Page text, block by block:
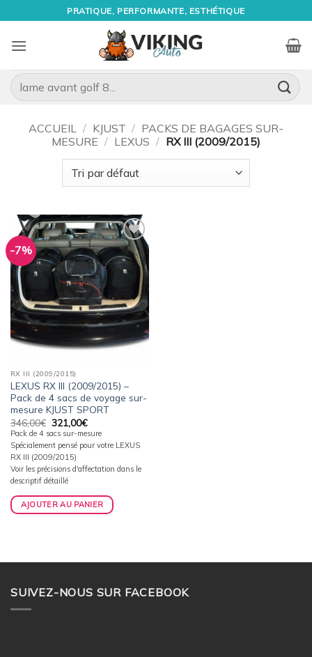
au
contenu
PRATIQUE, PERFORMANTE, ESTHÉTIQUE
Recherche
pour :
ACCUEIL / KJUST / PACKS DE BAGAGES SUR-
MESURE / LEXUS / RX III (2009/2015)
-7%
Ajouter
à la
wishlist
RX III (2009/2015)
LEXUS RX III (2009/2015) –
Pack de 4 sacs de voyage sur-
mesure KJUST SPORT
346,00€ Le
prix
initial
était :
346,00€.
321,00€Le
prix
actuel
est :
Pack de 4 sacs sur-mesure
Spécialement pensé pour votre LEXUS
RX III (2009/2015)
Voir les précisions d'affectation dans le
descriptif détaillé
AJOUTER AU PANIER
SUIVEZ-NOUS SUR FACEBOOK